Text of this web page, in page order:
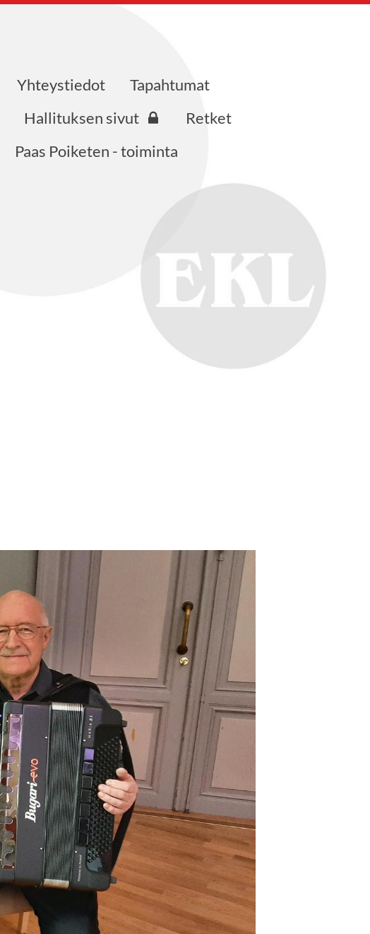
Yhteystiedot
Tapahtumat
Hallituksen sivut
Retket
Paas Poiketen - toiminta